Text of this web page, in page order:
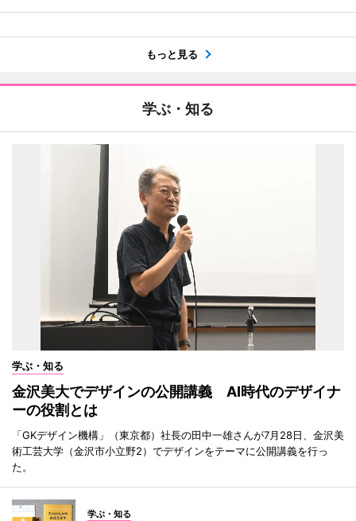
もっと見る
学ぶ・知る
学ぶ・知る
金沢美大でデザインの公開講義 AI時代のデザイナ
ーの役割とは
「GKデザイン機構」（東京都）社長の田中一雄さんが7月28日、金沢美
術工芸大学（金沢市小立野2）でデザインをテーマに公開講義を行っ
た。
学ぶ・知る